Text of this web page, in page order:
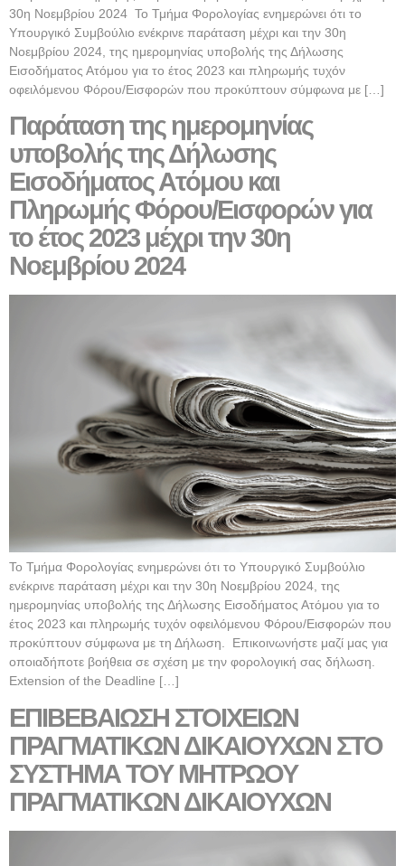
30η Νοεμβρίου 2024 Το Τμήμα Φορολογίας ενημερώνει ότι το
Υπουργικό Συμβούλιο ενέκρινε παράταση μέχρι και την 30η
Νοεμβρίου 2024, της ημερομηνίας υποβολής της Δήλωσης
Εισοδήματος Ατόμου για το έτος 2023 και πληρωμής τυχόν
οφειλόμενου Φόρου/Εισφορών που προκύπτουν σύμφωνα με […]
Παράταση της ημερομηνίας
υποβολής της Δήλωσης
Εισοδήματος Ατόμου και
Πληρωμής Φόρου/Εισφορών για
το έτος 2023 μέχρι την 30η
Νοεμβρίου 2024
Το Τμήμα Φορολογίας ενημερώνει ότι το Υπουργικό Συμβούλιο
ενέκρινε παράταση μέχρι και την 30η Νοεμβρίου 2024, της
ημερομηνίας υποβολής της Δήλωσης Εισοδήματος Ατόμου για το
έτος 2023 και πληρωμής τυχόν οφειλόμενου Φόρου/Εισφορών που
προκύπτουν σύμφωνα με τη Δήλωση. Επικοινωνήστε μαζί μας για
οποιαδήποτε βοήθεια σε σχέση με την φορολογική σας δήλωση.
Extension of the Deadline […]
ΕΠΙΒΕΒΑΙΩΣΗ ΣΤΟΙΧΕΙΩΝ
ΠΡΑΓΜΑΤΙΚΩΝ ΔΙΚΑΙΟΥΧΩΝ ΣΤΟ
ΣΥΣΤΗΜΑ ΤΟΥ ΜΗΤΡΩΟΥ
ΠΡΑΓΜΑΤΙΚΩΝ ΔΙΚΑΙΟΥΧΩΝ